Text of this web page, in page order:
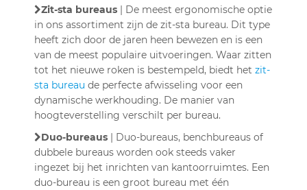
Zit-sta bureaus | De meest ergonomische optie
in ons assortiment zijn de zit-sta bureau. Dit type
heeft zich door de jaren heen bewezen en is een
van de meest populaire uitvoeringen. Waar zitten
tot het nieuwe roken is bestempeld, biedt het zit-
sta bureau de perfecte afwisseling voor een
dynamische werkhouding. De manier van
hoogteverstelling verschilt per bureau.
Duo-bureaus | Duo-bureaus, benchbureaus of
dubbele bureaus worden ook steeds vaker
ingezet bij het inrichten van kantoorruimtes. Een
duo-bureau is een groot bureau met één